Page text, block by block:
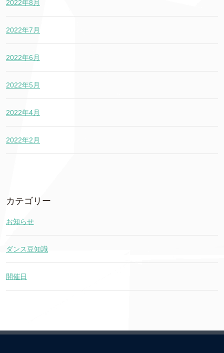
2022年8月
2022年7月
2022年6月
2022年5月
2022年4月
2022年2月
カテゴリー
お知らせ
ダンス豆知識
開催日